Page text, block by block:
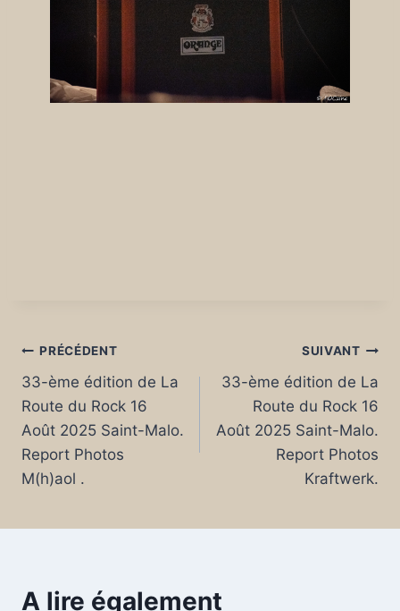
Navigation
de
l’article
PRÉCÉDENT
33-ème édition de La
Route du Rock 16
Août 2025 Saint-Malo.
Report Photos
M(h)aol .
SUIVANT
33-ème édition de La
Route du Rock 16
Août 2025 Saint-Malo.
Report Photos
Kraftwerk.
A lire également